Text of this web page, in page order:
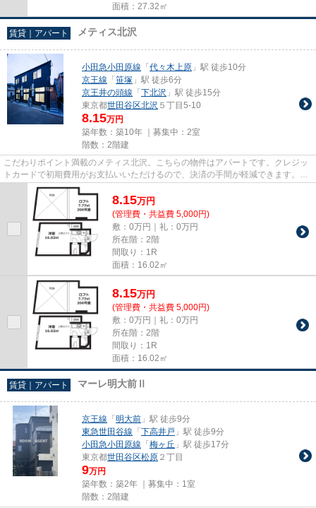
面積：27.32㎡
賃貸｜アパート メティス北沢
小田急小田原線 「 代々木上原 」駅 徒歩10分
京王線 「 笹塚 」駅 徒歩6分
京王井の頭線 「 下北沢 」駅 徒歩15分
東京都世田谷区北沢 ５丁目5-10
8.15万円
築年数：築10年 ｜募集中： 2室
階数：2階建
こだわりポイント満載のメティス北沢。こちらの物件はアパートです。クレジッ
トカードで初期費用がお支払いいただけるので、決済の手間が軽減できます。駅
から徒歩10分の物件で、電車...
8.15万円
(管理費・共益費 5,000円)
敷：0万円｜礼：0万円
所在階：2階
間取り：1R
面積：16.02㎡
8.15万円
(管理費・共益費 5,000円)
敷：0万円｜礼：0万円
所在階：2階
間取り：1R
面積：16.02㎡
賃貸｜アパート マーレ明大前Ⅱ
京王線 「 明大前 」駅 徒歩9分
東急世田谷線 「 下高井戸 」駅 徒歩9分
小田急小田原線 「 梅ヶ丘 」駅 徒歩17分
東京都世田谷区松原 ２丁目
9万円
築年数：築2年 ｜募集中： 1室
階数：2階建